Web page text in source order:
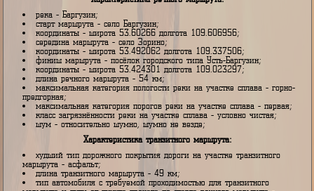
Характеристика речного маршрута:
река - Баргузин;
старт маршрута - село Баргузин;
координаты - широта 53.60266 долгота 109.606956;
середина маршрута - село Зорино;
координаты - широта 53.492062 долгота 109.337506;
финиш маршрута - посёлок городского типа Усть-Баргузин;
координаты - широта 53.424301 долгота 109.023297;
длина речного маршрута - 54 км;
максимальная категория пологости реки на участке сплава -